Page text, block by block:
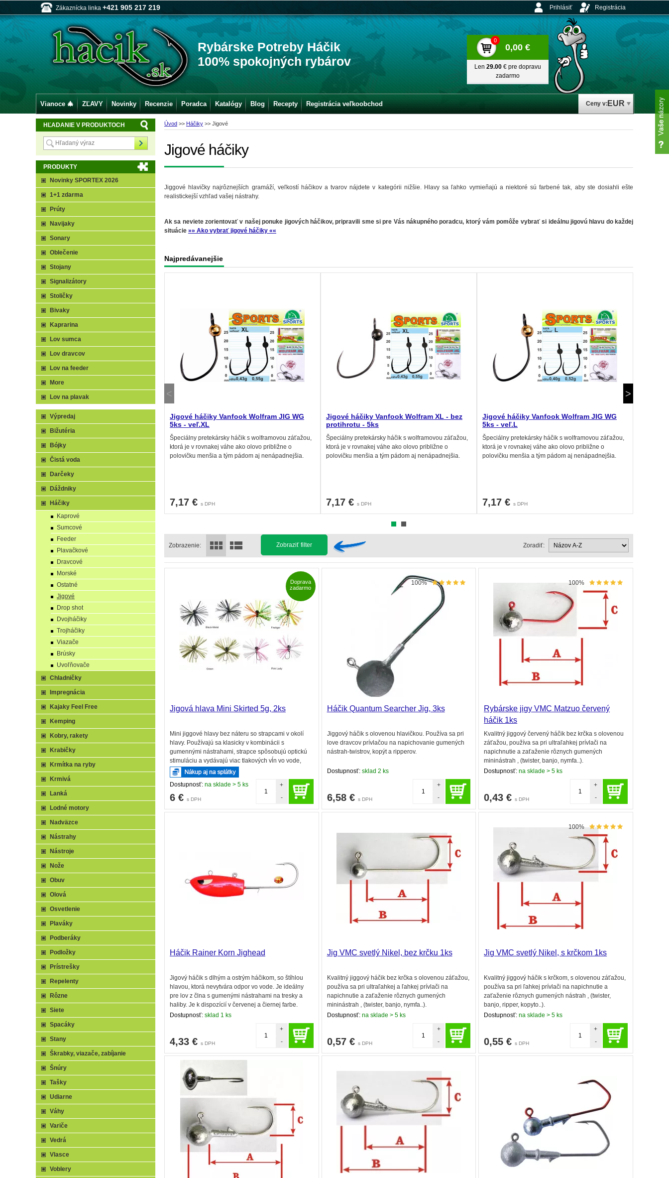
Zákaznícka linka +421 905 217 219
Rybárske Potreby Háčik
100% spokojných rybárov
Ceny v: EUR
Prihlásiť Registrácia
0
0,00 €
Len 29.00 € pre dopravu
zadarmo
Úvod >> Háčiky >> Jigové
Jigové háčiky
Jiggové hlavičky najrôznejších gramáží, veľkostí háčikov a tvarov nájdete v kategórii nižšie. Hlavy sa ľahko vymieňajú a niektoré sú farbené tak, aby ste dosiahli ešte
realistickejší vzhľad vašej nástrahy.
Ak sa neviete zorientovať v našej ponuke jigových háčikov, pripravili sme si pre Vás nákupného poradcu, ktorý vám pomôže vybrať si ideálnu jigovú hlavu do každej
situácie »» Ako vybrať jigové háčiky ««
Najpredávanejšie
Jigové háčiky Vanfook Wolfram JIG WG
5ks - veľ.XL
Špeciálny pretekársky háčik s wolframovou záťažou,
ktorá je v rovnakej váhe ako olovo približne o
polovičku menšia a tým pádom aj nenápadnejšia.
7,17 € s DPH
Jigové háčiky Vanfook Wolfram XL - bez
protihrotu - 5ks
Špeciálny pretekársky háčik s wolframovou záťažou,
ktorá je v rovnakej váhe ako olovo približne o
polovičku menšia a tým pádom aj nenápadnejšia.
7,17 € s DPH
Jigové háčiky Vanfook Wolfram JIG WG
5ks - veľ.L
Špeciálny pretekársky háčik s wolframovou záťažou,
ktorá je v rovnakej váhe ako olovo približne o
polovičku menšia a tým pádom aj nenápadnejšia.
7,17 € s DPH
Zobrazenie: Zobraziť filter Zoradiť:
Jigová hlava Mini Skirted 5g, 2ks
Mini jiggové hlavy bez náteru so strapcami v okolí
hlavy. Používajú sa klasicky v kombinácii s
gumennými nástrahami, strapce spôsobujú optickú
stimuláciu a vydávajú viac tlakových vĺn vo vode,
ktoré vábia dravce. Vhodné pre všetky malé
gumenné nástrahy.
Dostupnosť: na sklade > 5 ks
6 € s DPH
+
-
Doprava
zadarmo
100%
Háčik Quantum Searcher Jig, 3ks
Jiggový háčik s olovenou hlavičkou. Používa sa pri
love dravcov prívlačou na napichovanie gumených
nástrah-twistrov, kopýt a ripperov.
Dostupnosť: sklad 2 ks
6,58 € s DPH
+
-
100%
Rybárske jigy VMC Matzuo červený
háčik 1ks
Kvalitný jiggový červený háčik bez krčka s olovenou
záťažou, používa sa pri ultraľahkej prívlači na
napichnutie a zaťaženie rôznych gumených
mininástrah , (twister, banjo, nymfa..).
Dostupnosť: na sklade > 5 ks
0,43 € s DPH
+
-
Háčik Rainer Korn Jighead
Jigový háčik s dlhým a ostrým háčikom, so štíhlou
hlavou, ktorá nevytvára odpor vo vode. Je ideálny
pre lov z člna s gumenými nástrahami na tresky a
haliby. Je k dispozícií v červenej a čiernej farbe.
Dostupnosť: sklad 1 ks
4,33 € s DPH
+
-
Jig VMC svetlý Nikel, bez krčku 1ks
Kvalitný jiggový háčik bez krčka s olovenou záťažou,
používa sa pri ultraľahkej a ľahkej prívlači na
napichnutie a zaťaženie rôznych gumených
mininástrah , (twister, banjo, nymfa..).
Dostupnosť: na sklade > 5 ks
0,57 € s DPH
+
-
100%
Jig VMC svetlý Nikel, s krčkom 1ks
Kvalitný jiggový háčik s krčkom, s olovenou záťažou,
používa sa pri ľahkej prívlači na napichnutie a
zaťaženie rôznych gumených nástrah , (twister,
banjo, ripper, kopyto..).
Dostupnosť: na sklade > 5 ks
0,55 € s DPH
+
-
HĽADANIE V PRODUKTOCH
PRODUKTY
Novinky SPORTEX 2026
1+1 zdarma
Prúty
Navijaky
Sonary
Oblečenie
Stojany
Signalizátory
Stoličky
Bivaky
Kaprarina
Lov sumca
Lov dravcov
Lov na feeder
More
Lov na plavak
Výpredaj
Bižutéria
Bójky
Čistá voda
Darčeky
Dáždniky
Háčiky
Kaprové
Sumcové
Feeder
Plavačkové
Dravcové
Morské
Ostatné
Jigové
Drop shot
Dvojháčiky
Trojháčiky
Viazače
Brúsky
Uvoľňovače
Chladničky
Impregnácia
Kajaky Feel Free
Kemping
Kobry, rakety
Krabičky
Krmítka na ryby
Krmivá
Lanká
Lodné motory
Nadväzce
Nástrahy
Nástroje
Nože
Obuv
Olová
Osvetlenie
Plaváky
Podberáky
Podložky
Prístrešky
Repelenty
Rôzne
Siete
Spacáky
Stany
Škrabky, viazače, zabíjanie
Šnúry
Tašky
Udiarne
Váhy
Variče
Vedrá
Vlasce
Voblery
Vianoce 🎄 ZĽAVY Novinky Recenzie Poradca Katalógy Blog Recepty Registrácia veľkoobchod